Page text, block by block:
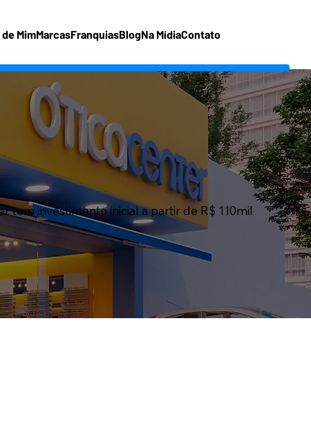
MimMarcasFranquiasBlogNa MídiaContato
tem investimento inicial a partir de R$ 110mil